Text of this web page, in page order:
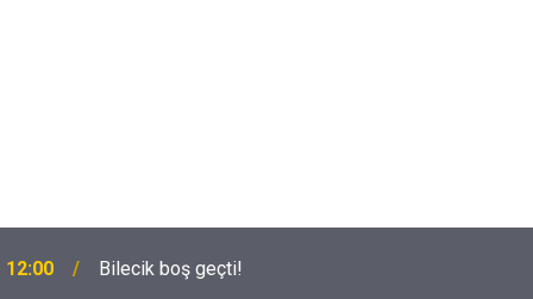
12:00 Bilecik boş geçti!